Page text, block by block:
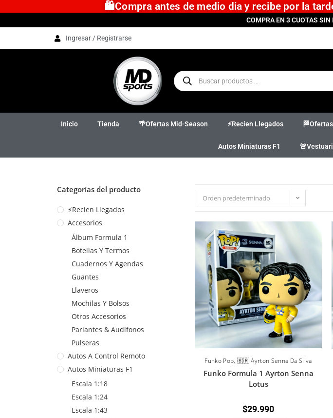
🛍️Compra antes de medio dia y recibe por la
COMPRA EN 3 CUOTAS
Ingresar / Registrarse
Inicio Tienda 🌴Ofertas Mid-Season ⚡Recien Llegados
Autos Miniaturas F1
Categorías del producto
⚡Recien Llegados
Accesorios
Álbum Formula 1
Botellas Y Termos
Cuadernos Y Agendas
Guantes
Llaveros
Mochilas Y Bolsos
Otros Accesorios
Parlantes & Audifonos
Pulseras
Autos A Control Remoto
Autos Miniaturas F1
Escala 1:18
Escala 1:24
Escala 1:43
Orden predeterminado
Funko Pop,🇧🇷 Ayrton Senna Da Silva
Funko Formula 1 Ayrton Senna
Lotus
$29.990